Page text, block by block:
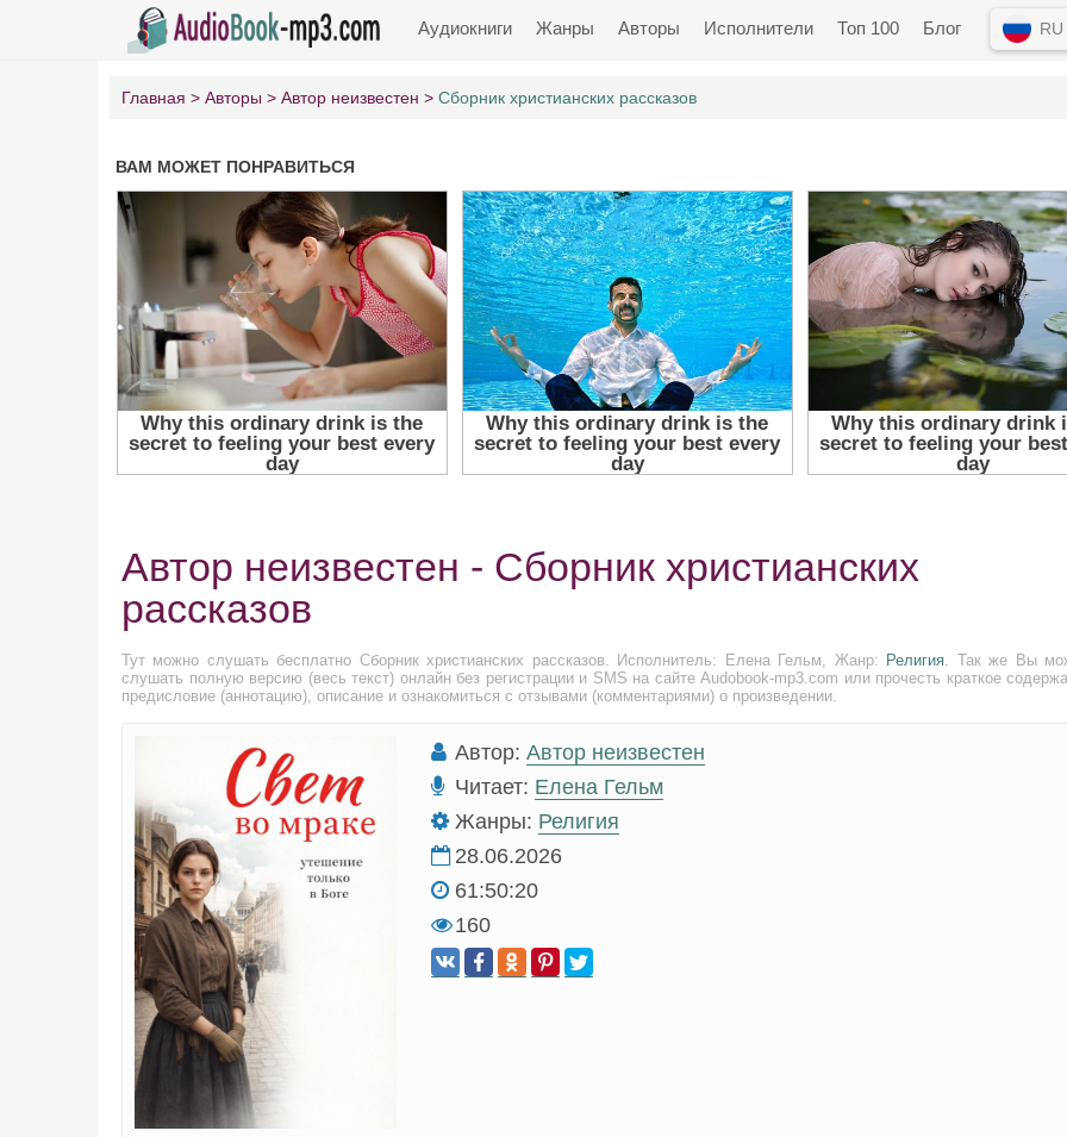
Аудиокниги Жанры Авторы Исполнители Топ 100 Блог RU
Главная Авторы Автор неизвестен Сборник христианских рассказов
Автор неизвестен - Сборник христианских
рассказов
Тут можно слушать бесплатно Сборник христианских рассказов. Исполнитель: Елена Гельм, Жанр: Религия. Так же Вы
слушать полную версию (весь текст) онлайн без регистрации и SMS на сайте Audobook-mp3.com или прочесть краткое
предисловие (аннотацию), описание и ознакомиться с отзывами (комментариями) о произведении.
Автор: Автор неизвестен
Читает: Елена Гельм
Жанры: Религия
28.06.2026
61:50:20
160